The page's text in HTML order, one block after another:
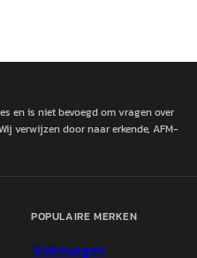
en is niet bevoegd om vragen over
verwijzen door naar erkende, AFM-
POPULAIRE MERKEN
Volkswagen